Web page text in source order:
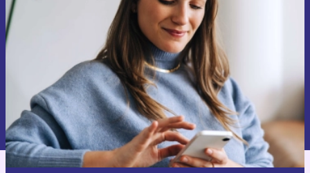
tilaajaksi ja säästä 15 €!
Älä missaa enää yhtäkään tarjousta.
Pyydä etukuponki
Lisätietoja henkilötietojen käytöstä löydättietosuojaselosteestamme.